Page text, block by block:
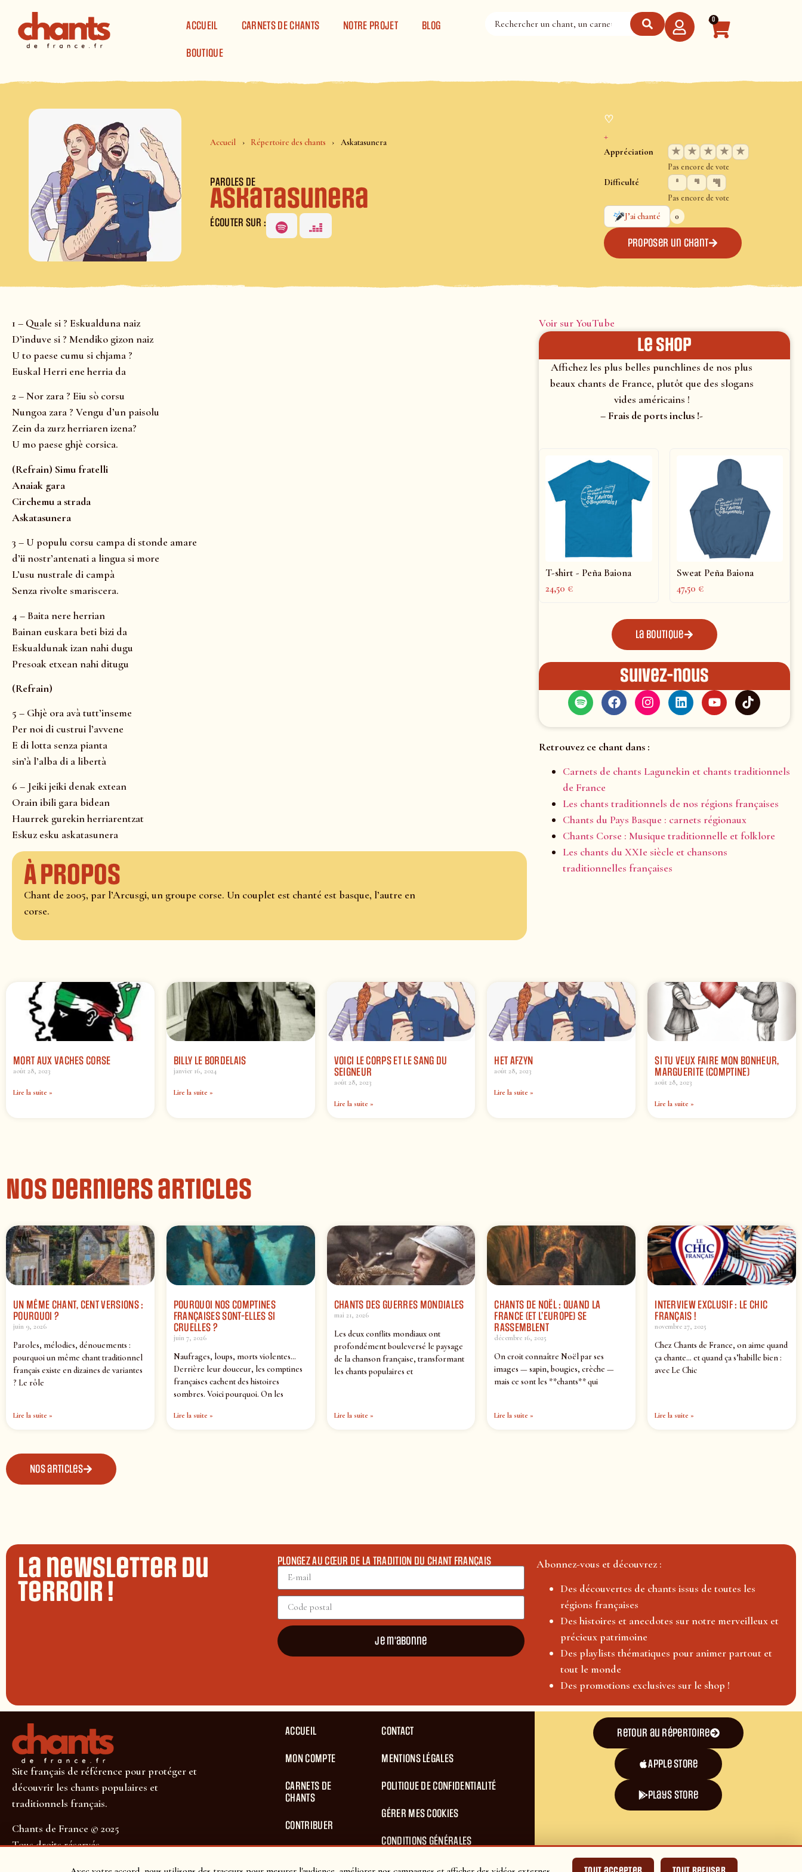
ACCUEIL CARNETS DE CHANTS NOTRE PROJET BLOG
BOUTIQUE
0
Accueil Répertoire des chants Askatasunera
PAROLES DE
Askatasunera
ÉCOUTER SUR :
♡
+
Appréciation ★ ★ ★ ★ ★
Pas encore de vote
Difficulté
Pas encore de vote
J’ai chanté
0
Proposer un chant
1 – Quale si ? Eskualduna naiz
D’induve si ? Mendiko gizon naiz
U to paese cumu si chjama ?
Euskal Herri ene herria da
2 – Nor zara ? Eiu sò corsu
Nungoa zara ? Vengu d’un paisolu
Zein da zurz herriaren izena?
U mo paese ghjè corsica.
(Refrain) Simu fratelli
Anaiak gara
Circhemu a strada
Askatasunera
3 – U populu corsu campa di stonde amare
d’ii nostr’antenati a lingua si more
L’usu nustrale di campà
Senza rivolte smariscera.
4 – Baita nere herrian
Bainan euskara beti bizi da
Eskualdunak izan nahi dugu
Presoak etxean nahi ditugu
(Refrain)
5 – Ghjè ora avà tutt’inseme
Per noi di custrui l’avvene
E di lotta senza pianta
sin’à l’alba di a libertà
6 – Jeiki jeiki denak extean
Orain ibili gara bidean
Haurrek gurekin herriarentzat
Eskuz esku askatasunera
À propos
Chant de 2005, par l’Arcusgi, un groupe corse. Un couplet est chanté est basque, l’autre en
corse.
Voir sur YouTube
le shop
Affichez les plus belles punchlines de nos plus
beaux chants de France, plutôt que des slogans
vides américains !
– Frais de ports inclus !-
T-shirt - Peña Baiona
24,50€
Sweat Peña Baiona
47,50€
La boutique
Suivez-nous
Retrouvez ce chant dans :
Carnets de chants Lagunekin et chants traditionnels
de France
Les chants traditionnels de nos régions françaises
Chants du Pays Basque : carnets régionaux
Chants Corse : Musique traditionnelle et folklore
Les chants du XXIe siècle et chansons
traditionnelles françaises
MORT AUX VACHES CORSE
août 28, 2023
Lire la suite »
BILLY LE BORDELAIS
janvier 16, 2024
Lire la suite »
VOICI LE CORPS ET LE SANG DU
SEIGNEUR
août 28, 2023
Lire la suite »
HET AFZYN
août 28, 2023
Lire la suite »
SI TU VEUX FAIRE MON BONHEUR,
MARGUERITE (COMPTINE)
août 28, 2023
Lire la suite »
Nos derniers articles
UN MÊME CHANT, CENT VERSIONS :
POURQUOI ?
juin 9, 2026
Paroles, mélodies, dénouements :
pourquoi un même chant traditionnel
français existe en dizaines de variantes
? Le rôle
Lire la suite »
POURQUOI NOS COMPTINES
FRANÇAISES SONT-ELLES SI
CRUELLES ?
juin 7, 2026
Naufrages, loups, morts violentes…
Derrière leur douceur, les comptines
françaises cachent des histoires
sombres. Voici pourquoi. On les
Lire la suite »
CHANTS DES GUERRES MONDIALES
mai 21, 2026
Les deux conflits mondiaux ont
profondément bouleversé le paysage
de la chanson française, transformant
les chants populaires et
Lire la suite »
CHANTS DE NOËL : QUAND LA
FRANCE (ET L’EUROPE) SE
RASSEMBLENT
décembre 16, 2025
On croit connaître Noël par ses
images — sapin, bougies, crèche —
mais ce sont les **chants** qui
Lire la suite »
INTERVIEW EXCLUSIF : LE CHIC
FRANÇAIS !
novembre 27, 2025
Chez Chants de France, on aime quand
ça chante… et quand ça s’habille bien :
avec Le Chic
Lire la suite »
Nos articles
La newsletter du
terroir !
PLONGEZ AU CŒUR DE LA TRADITION DU CHANT FRANÇAIS
Je m'abonne
Abonnez-vous et découvrez :
Des découvertes de chants issus de toutes les
régions françaises
Des histoires et anecdotes sur notre merveilleux et
précieux patrimoine
Des playlists thématiques pour animer partout et
tout le monde
Des promotions exclusives sur le shop !
Site français de référence pour protéger et
découvrir les chants populaires et
traditionnels français.
Chants de France © 2025
Tous droits réservés
SUIVEZ-NOUS POUR NE RIEN MANQUER !
ACCUEIL
MON COMPTE
CARNETS DE
CHANTS
CONTRIBUER
CONTACT
MENTIONS LÉGALES
POLITIQUE DE CONFIDENTIALITÉ
GÉRER MES COOKIES
CONDITIONS GÉNÉRALES
Retour au répertoire
Apple Store
plays store